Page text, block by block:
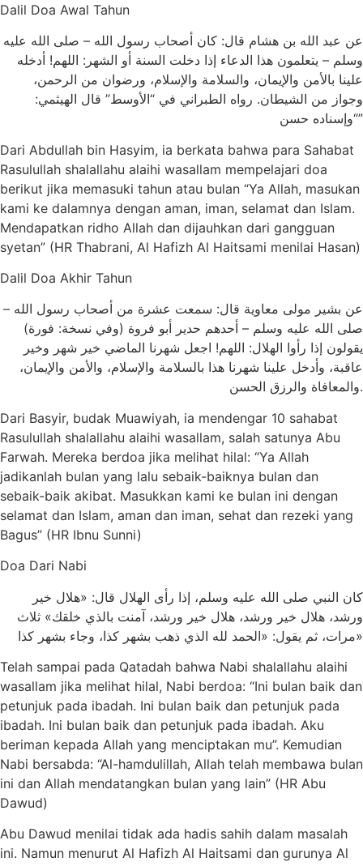
Dalil Doa Awal Tahun
ﻋﻦ ﻋﺒﺪ اﻟﻠﻪ ﺑﻦ ﻫﺸﺎﻡ ﻗﺎﻝ: ﻛﺎﻥ ﺃﺻﺤﺎﺏ ﺭﺳﻮﻝ اﻟﻠﻪ – ﺻﻠﻰ اﻟﻠﻪ ﻋﻠﻴﻪ
ﻭﺳﻠﻢ – ﻳﺘﻌﻠﻤﻮﻥ ﻫﺬا اﻟﺪﻋﺎء ﺇﺫا ﺩﺧﻠﺖ اﻟﺴﻨﺔ ﺃﻭ اﻟﺸﻬﺮ: اﻟﻠﻬﻢ! ﺃﺩﺧﻠﻪ
ﻋﻠﻴﻨﺎ ﺑﺎﻷﻣﻦ ﻭاﻹﻳﻤﺎﻥ، ﻭاﻟﺴﻼﻣﺔ ﻭاﻹﺳﻼﻡ، ﻭﺭﺿﻮاﻥ ﻣﻦ اﻟﺮﺣﻤﻦ،
ﻭﺟﻮاﺯ ﻣﻦ اﻟﺸﻴﻄﺎﻥ. رواه اﻟﻄﺒﺮاﻧﻲ ﻓﻲ “اﻷﻭﺳﻂ” ﻗﺎﻝ اﻟﻬﻴﺜﻤﻲ:
“ﻭﺇﺳﻨﺎﺩﻩ ﺣﺴﻦ”
Dari Abdullah bin Hasyim, ia berkata bahwa para Sahabat
Rasulullah shalallahu alaihi wasallam mempelajari doa
berikut jika memasuki tahun atau bulan “Ya Allah, masukan
kami ke dalamnya dengan aman, iman, selamat dan Islam.
Mendapatkan ridho Allah dan dijauhkan dari gangguan
syetan” (HR Thabrani, Al Hafizh Al Haitsami menilai Hasan)
Dalil Doa Akhir Tahun
ﻋﻦ ﺑﺸﻴﺮ ﻣﻮﻟﻰ ﻣﻌﺎﻭﻳﺔ ﻗﺎﻝ: ﺳﻤﻌﺖ ﻋﺸﺮﺓ ﻣﻦ ﺃﺻﺤﺎﺏ ﺭﺳﻮﻝ اﻟﻠﻪ –
ﺻﻠﻰ اﻟﻠﻪ ﻋﻠﻴﻪ ﻭﺳﻠﻢ – ﺃﺣﺪﻫﻢ ﺣﺪﻳﺮ ﺃﺑﻮ ﻓﺮﻭﺓ (ﻭﻓﻲ ﻧﺴﺨﺔ: ﻓﻮﺭﺓ)
ﻳﻘﻮﻟﻮﻥ ﺇﺫا ﺭﺃﻭا اﻟﻬﻼﻝ: اﻟﻠﻬﻢ! اﺟﻌﻞ ﺷﻬﺮﻧﺎ اﻟﻤﺎﺿﻲ ﺧﻴﺮ ﺷﻬﺮ ﻭﺧﻴﺮ
ﻋﺎﻗﺒﺔ، ﻭﺃﺩﺧﻞ ﻋﻠﻴﻨﺎ ﺷﻬﺮﻧﺎ ﻫﺬا ﺑﺎﻟﺴﻼﻣﺔ ﻭاﻹﺳﻼﻡ، ﻭاﻷﻣﻦ ﻭاﻹﻳﻤﺎﻥ،
ﻭاﻟﻤﻌﺎﻓﺎﺓ ﻭاﻟﺮﺯﻕ اﻟﺤﺴﻦ.
Dari Basyir, budak Muawiyah, ia mendengar 10 sahabat
Rasulullah shalallahu alaihi wasallam, salah satunya Abu
Farwah. Mereka berdoa jika melihat hilal: “Ya Allah
jadikanlah bulan yang lalu sebaik-baiknya bulan dan
sebaik-baik akibat. Masukkan kami ke bulan ini dengan
selamat dan Islam, aman dan iman, sehat dan rezeki yang
Bagus” (HR Ibnu Sunni)
Doa Dari Nabi
كان اﻟﻨﺒﻲ ﺻﻠﻰ اﻟﻠﻪ ﻋﻠﻴﻪ ﻭﺳﻠﻢ، ﺇﺫا ﺭﺃﻯ اﻟﻬﻼﻝ ﻗﺎﻝ: «ﻫﻼﻝ ﺧﻴﺮ
ﻭﺭﺷﺪ، ﻫﻼﻝ ﺧﻴﺮ ﻭﺭﺷﺪ، ﻫﻼﻝ ﺧﻴﺮ ﻭﺭﺷﺪ، ﺁﻣﻨﺖ ﺑﺎﻟﺬﻱ ﺧﻠﻘﻚ» ﺛﻼﺙ
ﻣﺮاﺕ، ﺛﻢ ﻳﻘﻮﻝ: «اﻟﺤﻤﺪ ﻟﻠﻪ اﻟﺬﻱ ﺫﻫﺐ ﺑﺸﻬﺮ ﻛﺬا، ﻭﺟﺎء ﺑﺸﻬﺮ ﻛﺬا»
Telah sampai pada Qatadah bahwa Nabi shalallahu alaihi
wasallam jika melihat hilal, Nabi berdoa: “Ini bulan baik dan
petunjuk pada ibadah. Ini bulan baik dan petunjuk pada
ibadah. Ini bulan baik dan petunjuk pada ibadah. Aku
beriman kepada Allah yang menciptakan mu”. Kemudian
Nabi bersabda: “Al-hamdulillah, Allah telah membawa bulan
ini dan Allah mendatangkan bulan yang lain” (HR Abu
Dawud)
Abu Dawud menilai tidak ada hadis sahih dalam masalah
ini. Namun menurut Al Hafizh Al Haitsami dan gurunya Al